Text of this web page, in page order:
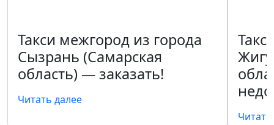
Такси межгород из города
Сызрань (Самарская
область) — заказать!
Читать далее